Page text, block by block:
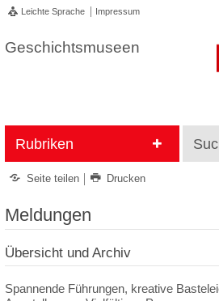
Leichte Sprache Impressum
Geschichtsmuseen
Rubriken
Seite teilen Drucken
Meldungen
Übersicht und Archiv
Spannende Führungen, kreative